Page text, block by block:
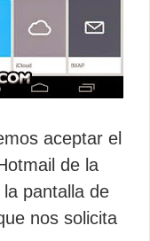
aceptar el
de la
pantalla de
nos solicita